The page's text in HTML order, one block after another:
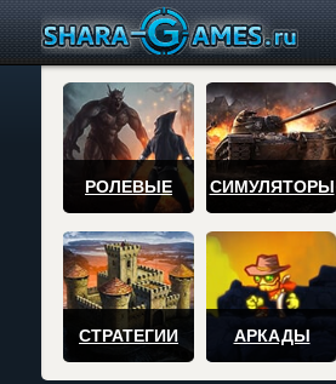
РОЛЕВЫЕ СИМУЛЯТОРЫ
СТРАТЕГИИ АРКАДЫ